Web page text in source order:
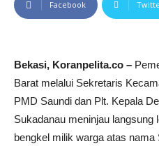
Facebook
Bekasi, Koranpelita.co –
Barat melalui Sekretaris
PMD Saundi dan Plt. Kepala
Sukadanau meninjau
bengkel milik warga atas